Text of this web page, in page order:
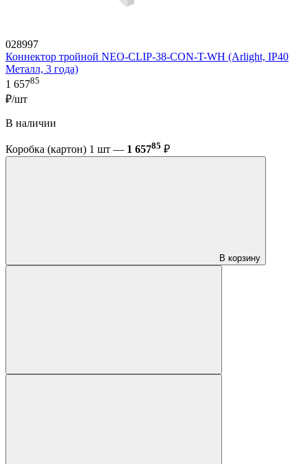
028997
Коннектор тройной NEO-CLIP-38-CON-T-WH (Arlight, IP40
Металл, 3 года)
1 65785
₽/шт
В наличии
Коробка (картон) 1 шт — 1 65785 ₽
В корзину